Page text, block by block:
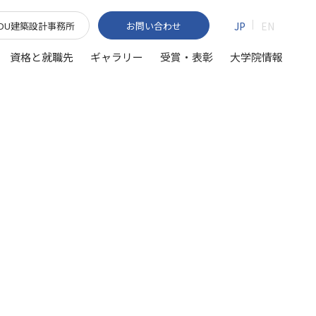
建築設計事務所 お問い合わせ JP EN
資格と就職先 ギャラリー 受賞・表彰 大学院情報